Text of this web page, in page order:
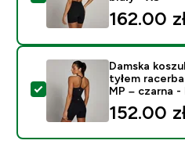
162.00
Wybierz ten produkt -
Damska
tyłem
MP – czarna -
152.00